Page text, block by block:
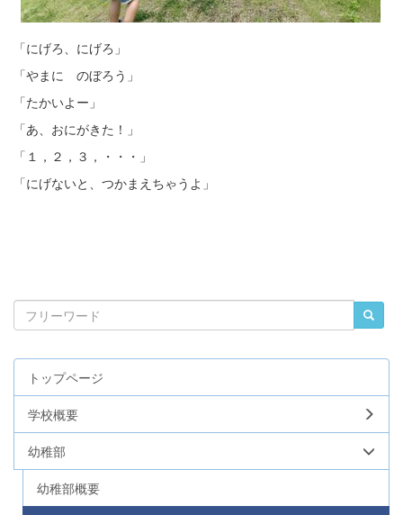
「にげろ、にげろ」
「やまに のぼろう」
「たかいよー」
「あ、おにがきた！」
「１，２，３，・・・」
「にげないと、つかまえちゃうよ」
トップページ
学校概要
幼稚部
幼稚部概要